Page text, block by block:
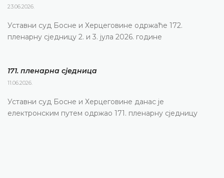
23.06.2026.
Уставни суд Босне и Херцеговине одржаће 172.
пленарну сједницу 2. и 3. јула 2026. године
171. пленарна сједницa
11.06.2026.
Уставни суд Босне и Херцеговине данас је
електронским путем одржао 171. пленарну сједницу